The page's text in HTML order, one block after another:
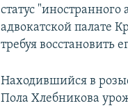
статус "иностранного
адвокатской палате
требуя восстановить
Находившийся в
Пола Хлебникова